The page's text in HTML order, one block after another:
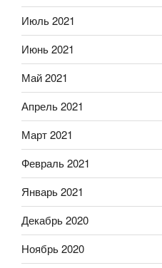
Июль 2021
Июнь 2021
Май 2021
Апрель 2021
Март 2021
Февраль 2021
Январь 2021
Декабрь 2020
Ноябрь 2020